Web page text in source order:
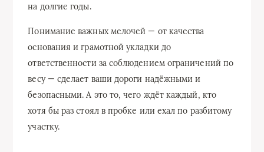
на долгие годы.
Понимание важных мелочей — от качества
основания и грамотной укладки до
ответственности за соблюдением ограничений по
весу — сделает ваши дороги надёжными и
безопасными. А это то, чего ждёт каждый, кто
хотя бы раз стоял в пробке или ехал по разбитому
участку.